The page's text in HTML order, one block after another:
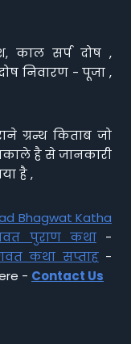
काल सर्प दोष ,
निवारण - पूजा ,
ग्रन्थ किताब जो
है से जानकारी
है ,
Bhagwat Katha
पुराण कथा-
कथा सप्ताह-
- Contact Us